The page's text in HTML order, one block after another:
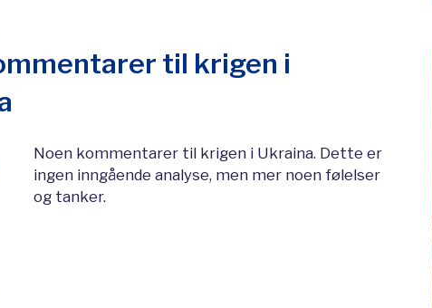
til krigen i
Noen kommentarer til krigen i Ukraina. Dette er
ingen inngående analyse, men mer noen følelser
og tanker.